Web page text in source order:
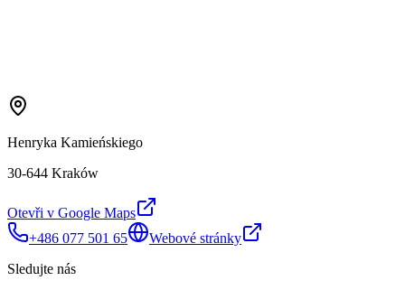
Henryka Kamieńskiego
30-644 Kraków
Otevři v Google Maps
+486 077 501 65
Webové stránky
Sledujte nás